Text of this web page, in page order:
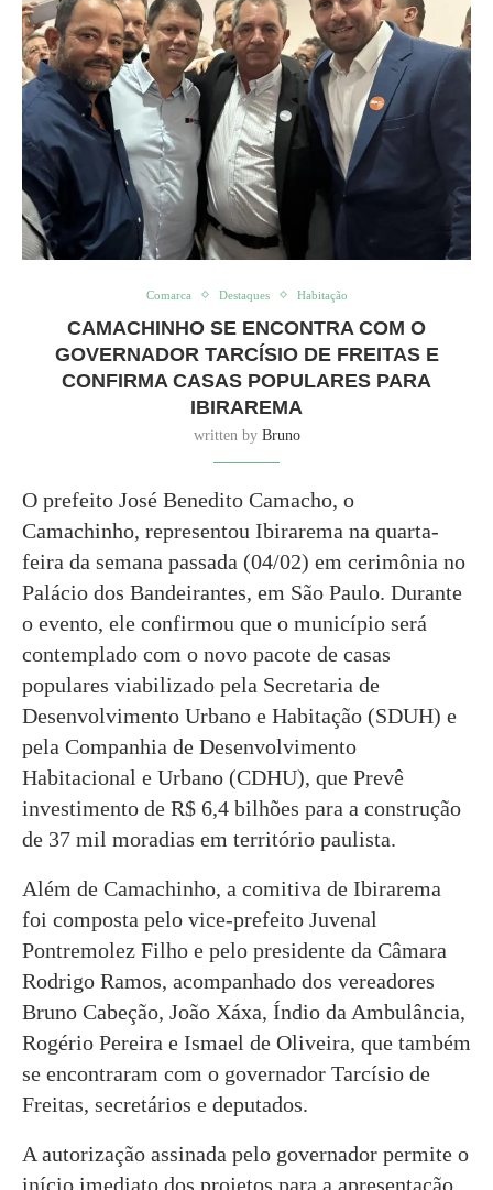
Comarca Destaques Habitação
CAMACHINHO SE ENCONTRA COM O
GOVERNADOR TARCÍSIO DE FREITAS E
CONFIRMA CASAS POPULARES PARA
IBIRAREMA
written by Bruno
O prefeito José Benedito Camacho, o
Camachinho, representou Ibirarema na quarta-
feira da semana passada (04/02) em cerimônia no
Palácio dos Bandeirantes, em São Paulo. Durante
o evento, ele confirmou que o município será
contemplado com o novo pacote de casas
populares viabilizado pela Secretaria de
Desenvolvimento Urbano e Habitação (SDUH) e
pela Companhia de Desenvolvimento
Habitacional e Urbano (CDHU), que Prevê
investimento de R$ 6,4 bilhões para a construção
de 37 mil moradias em território paulista.
Além de Camachinho, a comitiva de Ibirarema
foi composta pelo vice-prefeito Juvenal
Pontremolez Filho e pelo presidente da Câmara
Rodrigo Ramos, acompanhado dos vereadores
Bruno Cabeção, João Xáxa, Índio da Ambulância,
Rogério Pereira e Ismael de Oliveira, que também
se encontraram com o governador Tarcísio de
Freitas, secretários e deputados.
A autorização assinada pelo governador permite o
início imediato dos projetos para a apresentação